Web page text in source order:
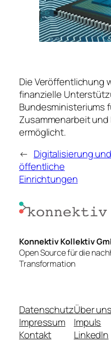
Die Veröffentlichung
finanzielle
Bundesministeriums
Zusammenarbeit
ermöglicht.
← Digitalisierung und
öffentliche
Einrichtungen
Konnektiv Kollektiv
Open Source für die
Transformation
Datenschutz
Impressum
Kontakt
Über uns
Impuls
LinkedIn